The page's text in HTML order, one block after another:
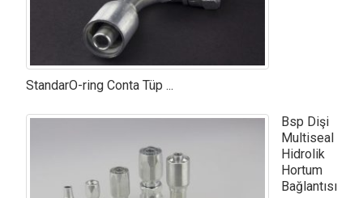
StandarO-ring Conta Tüp ...
Bsp Dişi
Multiseal
Hidrolik
Hortum
Bağlantısı